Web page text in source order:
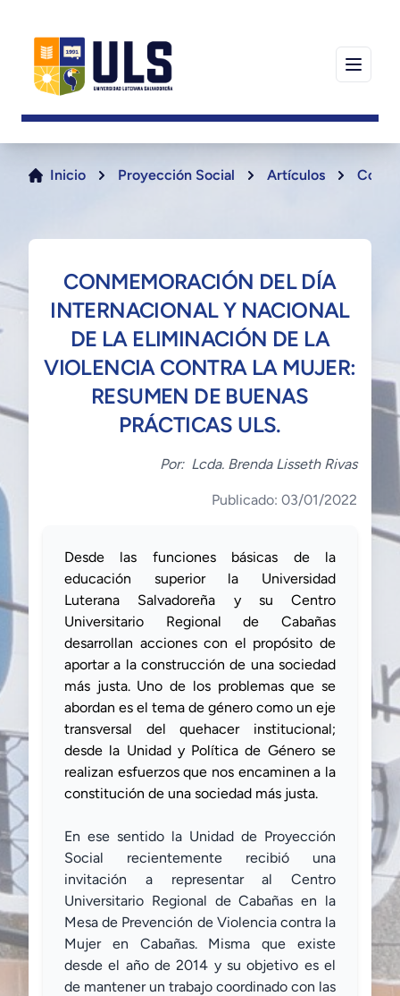
Inicio Proyección Social Artículos
CONMEMORACIÓN DEL DÍA
INTERNACIONAL Y NACIONAL
DE LA ELIMINACIÓN DE LA
VIOLENCIA CONTRA LA MUJER:
RESUMEN DE BUENAS
PRÁCTICAS ULS.
Por: Lcda. Brenda Lisseth Rivas
Publicado: 03/01/2022
Desde las funciones básicas de la
educación superior la Universidad
Luterana Salvadoreña y su Centro
Universitario Regional de Cabañas
desarrollan acciones con el propósito de
aportar a la construcción de una sociedad
más justa. Uno de los problemas que se
abordan es el tema de género como un eje
transversal del quehacer institucional;
desde la Unidad y Política de Género se
realizan esfuerzos que nos encaminen a la
constitución de una sociedad más justa.
En ese sentido la Unidad de Proyección
Social recientemente recibió una
invitación a representar al Centro
Universitario Regional de Cabañas en la
Mesa de Prevención de Violencia contra la
Mujer en Cabañas. Misma que existe
desde el año de 2014 y su objetivo es el
de mantener un trabajo coordinado con las